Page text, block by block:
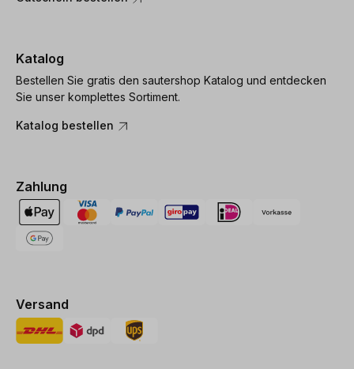
Katalog
Bestellen Sie gratis den sautershop Katalog und entdecken
Sie unser komplettes Sortiment.
Katalog bestellen
Zahlung
Versand